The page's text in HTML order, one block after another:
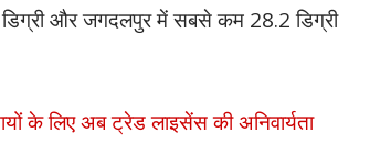
डिग्री और जगदलपुर में सबसे कम 28.2 डिग्री
के लिए अब ट्रेड लाइसेंस की अनिवार्यता